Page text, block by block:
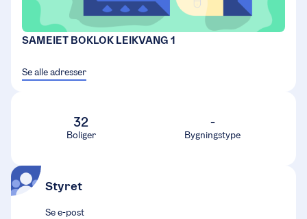
SAMEIET BOKLOK LEIKVANG 1
Se alle adresser
32
Boliger
-
Bygningstype
Styret
Se e-post